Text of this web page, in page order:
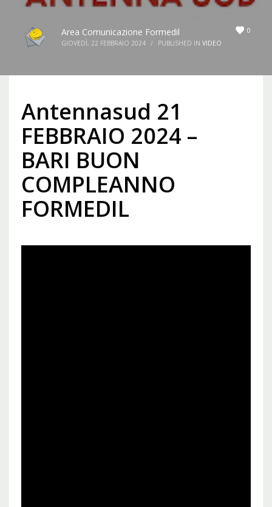
0
Area Comunicazione Formedil
GIOVEDÌ, 22 FEBBRAIO 2024 / PUBLISHED IN VIDEO
Antennasud 21
FEBBRAIO 2024 –
BARI BUON
COMPLEANNO
FORMEDIL